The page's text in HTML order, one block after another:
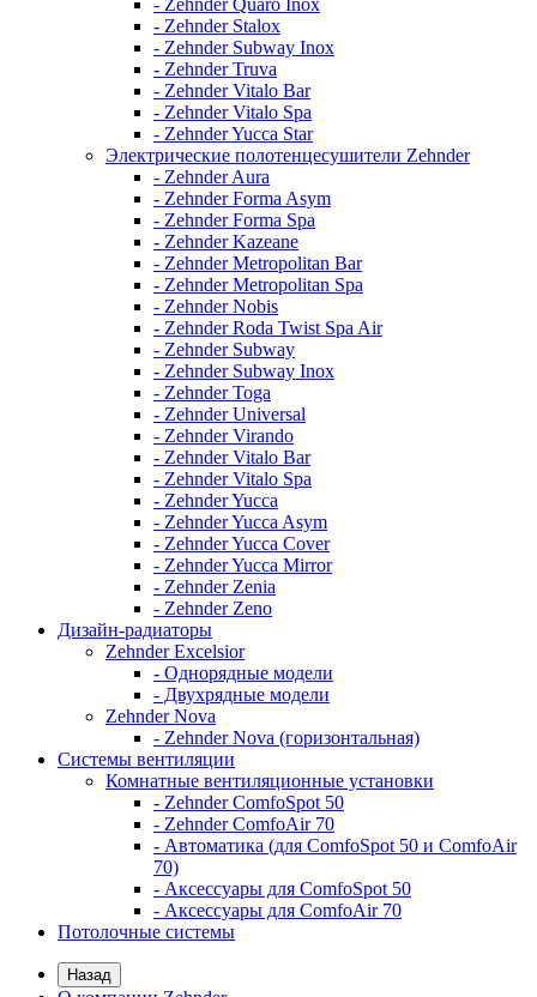
- Zehnder Quaro Inox
- Zehnder Stalox
- Zehnder Subway Inox
- Zehnder Truva
- Zehnder Vitalo Bar
- Zehnder Vitalo Spa
- Zehnder Yucca Star
Электрические полотенцесушители Zehnder
- Zehnder Aura
- Zehnder Forma Asym
- Zehnder Forma Spa
- Zehnder Kazeane
- Zehnder Metropolitan Bar
- Zehnder Metropolitan Spa
- Zehnder Nobis
- Zehnder Roda Twist Spa Air
- Zehnder Subway
- Zehnder Subway Inox
- Zehnder Toga
- Zehnder Universal
- Zehnder Virando
- Zehnder Vitalo Bar
- Zehnder Vitalo Spa
- Zehnder Yucca
- Zehnder Yucca Asym
- Zehnder Yucca Cover
- Zehnder Yucca Mirror
- Zehnder Zenia
- Zehnder Zeno
Дизайн-радиаторы
Zehnder Excelsior
- Однорядные модели
- Двухрядные модели
Zehnder Nova
- Zehnder Nova (горизонтальная)
Системы вентиляции
Комнатные вентиляционные установки
- Zehnder ComfoSpot 50
- Zehnder ComfoAir 70
- Автоматика (для ComfoSpot 50 и ComfoAir
70)
- Аксессуары для ComfoSpot 50
- Аксессуары для ComfoAir 70
Потолочные системы
Назад